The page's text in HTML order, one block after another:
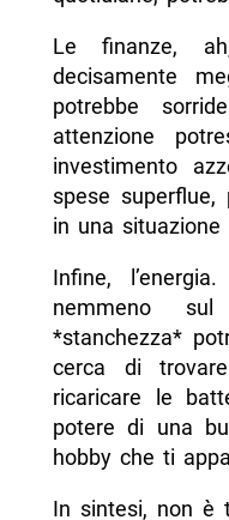
Le finanze,
decisamente
potrebbe
attenzione
investimento
spese
in una situazione
Infine,
nemmeno
*stanchezza*
cerca di
ricaricare le
potere di una
hobby che ti
In sintesi, non è